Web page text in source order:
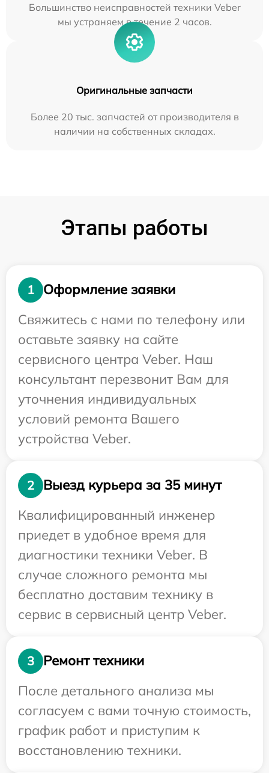
Большинство неисправностей техники Veber
мы устраняем в течение 2 часов.
Оригинальные запчасти
Более 20 тыс. запчастей от производителя в
наличии на собственных складах.
Этапы работы
1
Оформление заявки
Свяжитесь с нами по телефону или
оставьте заявку на сайте
сервисного центра Veber. Наш
консультант перезвонит Вам для
уточнения индивидуальных
условий ремонта Вашего
устройства Veber.
2
Выезд курьера за 35 минут
Квалифицированный инженер
приедет в удобное время для
диагностики техники Veber. В
случае сложного ремонта мы
бесплатно доставим технику в
сервис в сервисный центр Veber.
3
Ремонт техники
После детального анализа мы
согласуем с вами точную стоимость,
график работ и приступим к
восстановлению техники.